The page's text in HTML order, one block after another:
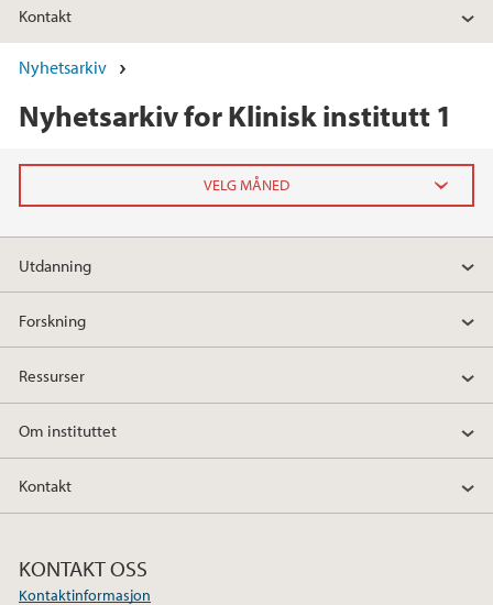
Kontakt
Nyhetsarkiv
Nyhetsarkiv for Klinisk institutt 1
2026
Utdanning
Forskning
Ressurser
Om instituttet
Kontakt
KONTAKT OSS
Kontaktinformasjon